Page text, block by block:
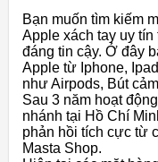
Bạn muốn tìm kiếm
Apple xách tay uy tín
đáng tin cậy. Ở đây
Apple từ Iphone,
như Airpods, Bút
Sau 3 năm hoạt
nhánh tại Hồ Chí
phản hồi tích cực từ
Masta Shop.